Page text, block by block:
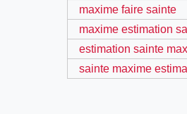
maxime faire sainte
maxime estimation
estimation sainte
sainte maxime